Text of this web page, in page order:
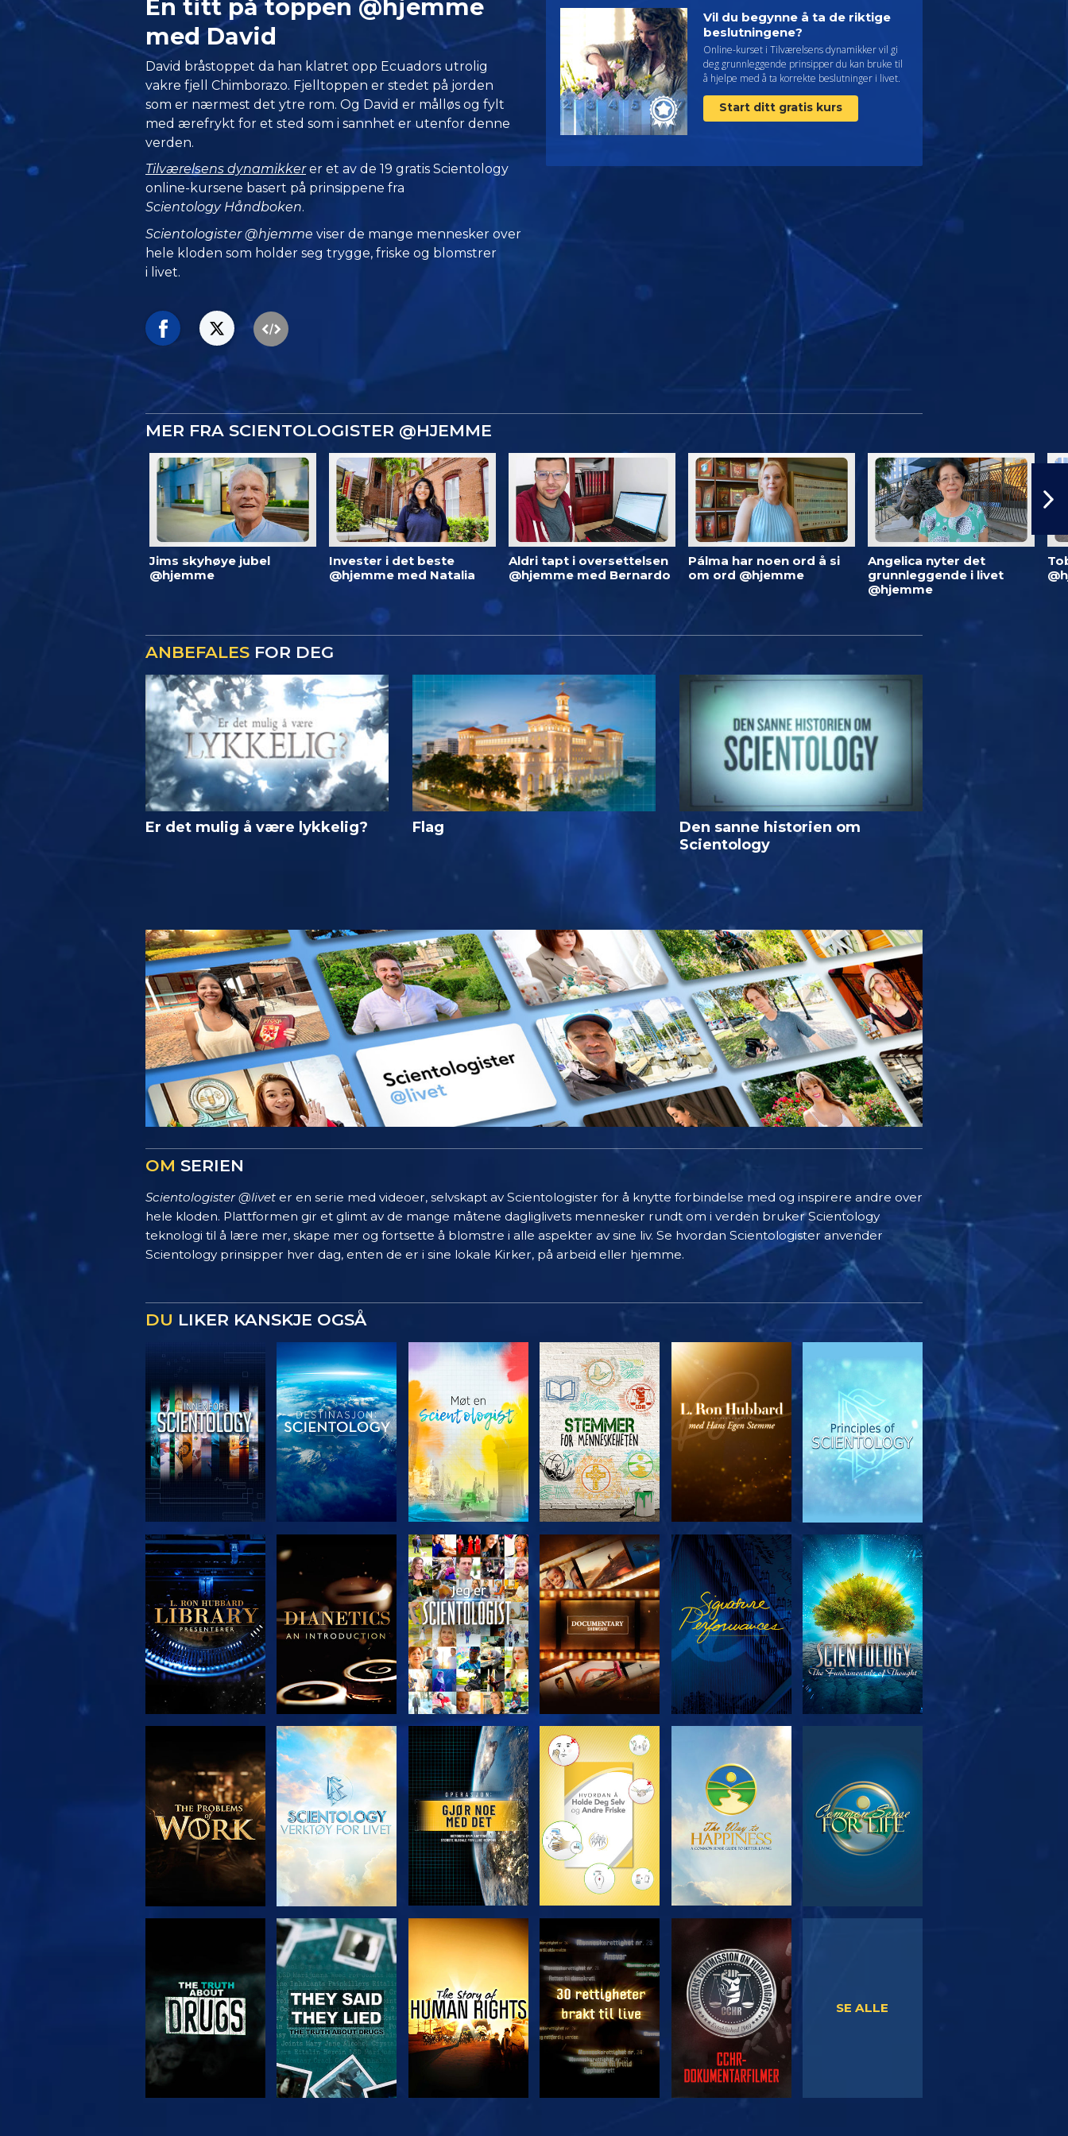
En titt på toppen @hjemme
med David
David bråstoppet da han klatret opp Ecuadors utrolig
vakre fjell Chimborazo. Fjelltoppen er stedet på jorden
som er nærmest det ytre rom. Og David er målløs og fylt
med ærefrykt for et sted som i sannhet er utenfor denne
verden.
Tilværelsens dynamikkerer et av de 19 gratis Scientology
online-kursene basert på prinsippene fra
Scientology Håndboken.
Scientologister @hjemme viser de mange mennesker over
hele kloden som holder seg trygge, friske og blomstrer
i livet.
Vil du begynne å ta de riktige
beslutningene?
Online-kurset i Tilværelsens dynamikker vil gi
deg grunnleggende prinsipper du kan bruke til
å hjelpe med å ta korrekte beslutninger i livet.
Start ditt gratis kurs
MER FRA SCIENTOLOGISTER @HJEMME
Jims skyhøye jubel
@hjemme
Invester i det beste
@hjemme med Natalia
Aldri tapt i oversettelsen
@hjemme med Bernardo
Pálma har noen ord å si
om ord @hjemme
Angelica nyter det
grunnleggende i livet
@hjemme
ANBEFALES FOR DEG
Er det mulig å være lykkelig? Flag
Den sanne historien om
Scientology
OM SERIEN
Scientologister @livet er en serie med videoer, selvskapt av Scientologister for å knytte forbindelse med og inspirere andre over
hele kloden. Plattformen gir et glimt av de mange måtene dagliglivets mennesker rundt om i verden bruker Scientology
teknologi til å lære mer, skape mer og fortsette å blomstre i alle aspekter av sine liv. Se hvordan Scientologister anvender
Scientology prinsipper hver dag, enten de er i sine lokale Kirker, på arbeid eller hjemme.
DU LIKER KANSKJE OGSÅ
UTFORSK SERIEN UTFORSK SERIEN UTFORSK SERIEN UTFORSK SERIEN UTFORSK SERIEN SE
UTFORSK SERIEN SE UTFORSK SERIEN UTFORSK SERIEN UTFORSK SERIEN
SE SE SE
SE ALLE